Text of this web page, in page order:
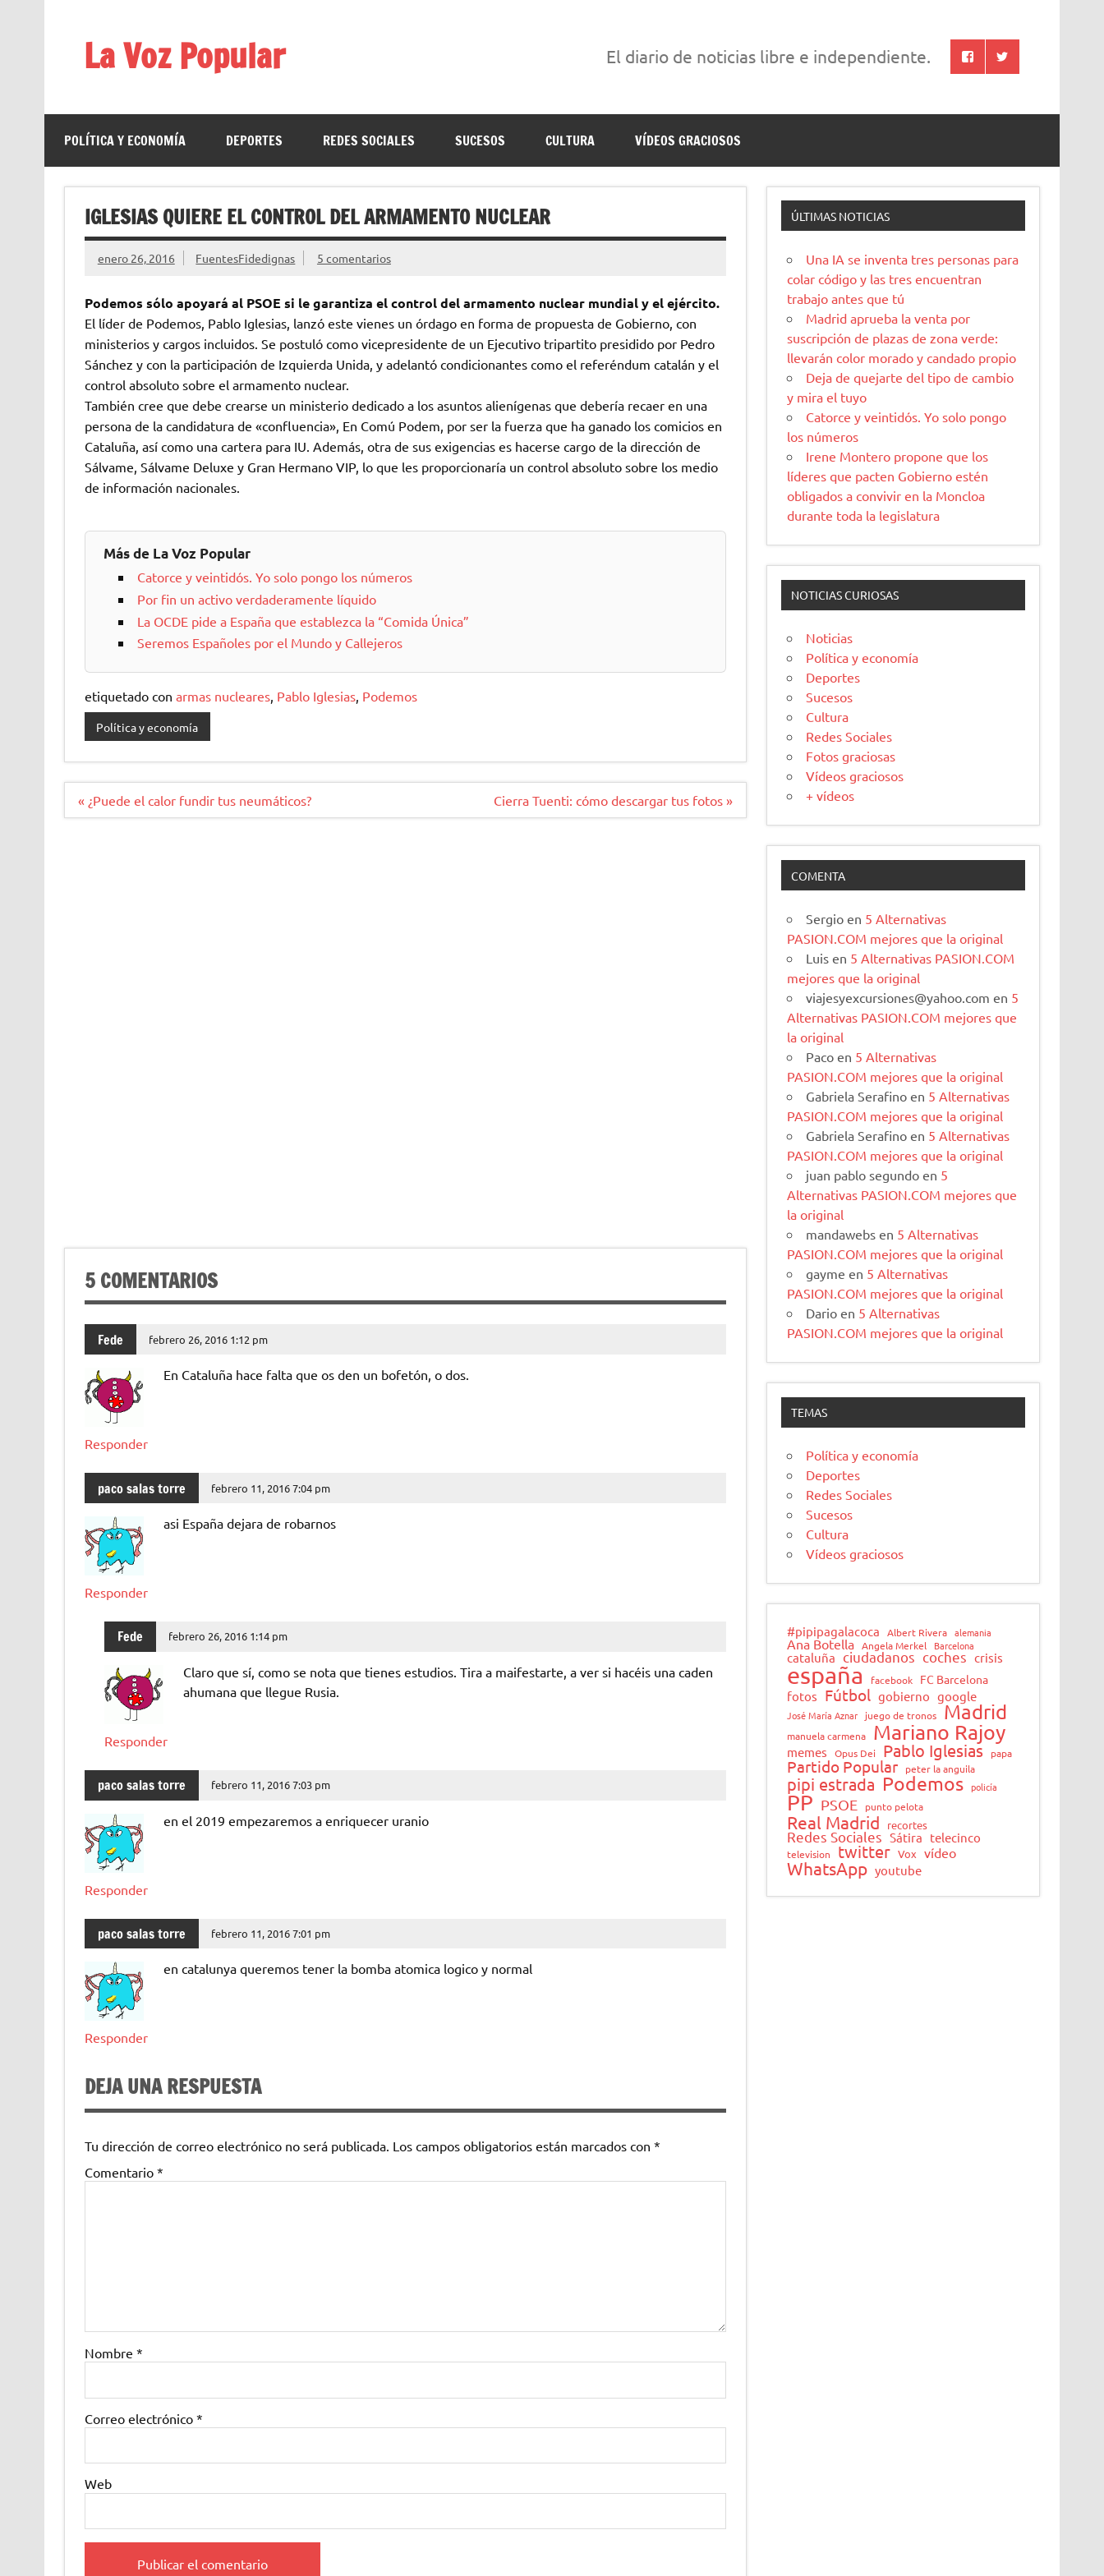
La Voz Popular El diario de noticias libre e independiente.
POLÍTICA Y ECONOMÍA DEPORTES REDES SOCIALES SUCESOS CULTURA VÍDEOS GRACIOSOS
IGLESIAS QUIERE EL CONTROL DEL ARMAMENTO NUCLEAR
enero 26, 2016 FuentesFidedignas 5 comentarios
Podemos sólo apoyará al PSOE si le garantiza el control del armamento nuclear mundial y el ejército.
El líder de Podemos, Pablo Iglesias, lanzó este vienes un órdago en forma de propuesta de Gobierno, con
ministerios y cargos incluidos. Se postuló como vicepresidente de un Ejecutivo tripartito presidido por Pedro
Sánchez y con la participación de Izquierda Unida, y adelantó condicionantes como el referéndum catalán y el
control absoluto sobre el armamento nuclear.
También cree que debe crearse un ministerio dedicado a los asuntos alienígenas que debería recaer en una
persona de la candidatura de «confluencia», En Comú Podem, por ser la fuerza que ha ganado los comicios en
Cataluña, así como una cartera para IU. Además, otra de sus exigencias es hacerse cargo de la dirección de
Sálvame, Sálvame Deluxe y Gran Hermano VIP, lo que les proporcionaría un control absoluto sobre los medio
de información nacionales.
Más de La Voz Popular
Catorce y veintidós. Yo solo pongo los números
Por fin un activo verdaderamente líquido
La OCDE pide a España que establezca la “Comida Única”
Seremos Españoles por el Mundo y Callejeros
etiquetado con armas nucleares, Pablo Iglesias, Podemos
Política y economía
Navegación
de
« ¿Puede el calor fundir tus neumáticos? Cierra Tuenti: cómo descargar tus fotos »
5 COMENTARIOS
Fede febrero 26, 2016 1:12 pm
En Cataluña hace falta que os den un bofetón, o dos.
Responder
paco salas torre febrero 11, 2016 7:04 pm
asi España dejara de robarnos
Responder
Fede febrero 26, 2016 1:14 pm
Claro que sí, como se nota que tienes estudios. Tira a maifestarte, a ver si hacéis una caden
ahumana que llegue Rusia.
Responder
paco salas torre febrero 11, 2016 7:03 pm
en el 2019 empezaremos a enriquecer uranio
Responder
paco salas torre febrero 11, 2016 7:01 pm
en catalunya queremos tener la bomba atomica logico y normal
Responder
DEJA UNA RESPUESTA
Tu dirección de correo electrónico no será publicada. Los campos obligatorios están marcados con *
Comentario *
Nombre *
Correo electrónico *
Web
ÚLTIMAS NOTICIAS
Una IA se inventa tres personas para
colar código y las tres encuentran
trabajo antes que tú
Madrid aprueba la venta por
suscripción de plazas de zona verde:
llevarán color morado y candado propio
Deja de quejarte del tipo de cambio
y mira el tuyo
Catorce y veintidós. Yo solo pongo
los números
Irene Montero propone que los
líderes que pacten Gobierno estén
obligados a convivir en la Moncloa
durante toda la legislatura
NOTICIAS CURIOSAS
Noticias
Política y economía
Deportes
Sucesos
Cultura
Redes Sociales
Fotos graciosas
Vídeos graciosos
+ vídeos
COMENTA
Sergio en 5 Alternativas
PASION.COM mejores que la original
Luis en 5 Alternativas PASION.COM
mejores que la original
viajesyexcursiones@yahoo.com en 5
Alternativas PASION.COM mejores que
la original
Paco en 5 Alternativas
PASION.COM mejores que la original
Gabriela Serafino en 5 Alternativas
PASION.COM mejores que la original
Gabriela Serafino en 5 Alternativas
PASION.COM mejores que la original
juan pablo segundo en 5
Alternativas PASION.COM mejores que
la original
mandawebs en 5 Alternativas
PASION.COM mejores que la original
gayme en 5 Alternativas
PASION.COM mejores que la original
Dario en 5 Alternativas
PASION.COM mejores que la original
TEMAS
Política y economía
Deportes
Redes Sociales
Sucesos
Cultura
Vídeos graciosos
#pipipagalacoca Albert Rivera alemania
Ana Botella Angela Merkel Barcelona
cataluña ciudadanos coches crisis
españa facebook FC Barcelona
fotos Fútbol gobierno google
José María Aznar juego de tronos Madrid
manuela carmena Mariano Rajoy
memes Opus Dei Pablo Iglesias papa
Partido Popular peter la anguila
pipi estrada Podemos policía
PP PSOE punto pelota
Real Madrid recortes
Redes Sociales Sátira telecinco
television twitter Vox vídeo
WhatsApp youtube